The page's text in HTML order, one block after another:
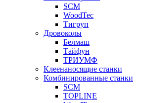
SCM
WoodTec
Тигруп
Дровоколы
Белмаш
Тайфун
ТРИУМФ
Клеенаносящие станки
Комбинированные станки
SCM
TOPLINE